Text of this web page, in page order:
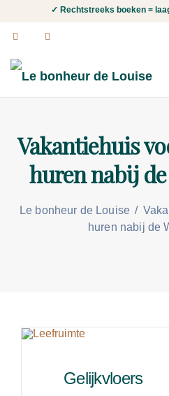
✓ Rechtstreeks boeken =
Vakantiehuis
huren nabij
Le bonheur de Louise /
huren nabij de
Gelijkvloers